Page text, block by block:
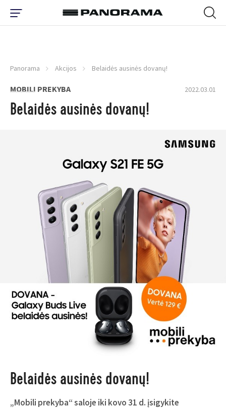
Panorama Akcijos Belaidės ausinės dovanų!
MOBILI PREKYBA 2022.03.01
Belaidės ausinės dovanų!
Belaidės ausinės dovanų!
„Mobili prekyba“ saloje iki kovo 31 d. įsigykite